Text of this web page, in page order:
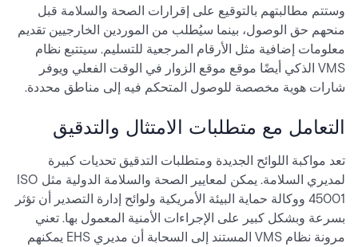
وستتم مطالبتهم بالتوقيع على إقرارات الصحة والسلامة قبل
منحهم حق الوصول، بينما سيُطلب من الموردين الخارجيين تقديم
معلومات إضافية مثل الأرقام المرجعية للتسليم. سيتتبع نظام
VMS الذكي أيضًا موقع موقع الزوار في الوقت الفعلي ويوفر
شارات هوية مخصصة للوصول المتحكم فيه إلى مناطق محددة.
التعامل مع متطلبات الامتثال والتدقيق
تعد مواكبة اللوائح الجديدة ومتطلبات التدقيق تحديات كبيرة
لمديري السلامة. يمكن لمعايير الصحة والسلامة الدولية مثل ISO
45001 ووكالة حماية البيئة الأمريكية ولوائح إدارة التصدير أن تؤثر
بسرعة وبشكل كبير على الإجراءات الأمنية المعمول بها. تعني
مرونة نظام VMS المستند إلى السحابة أن مديري EHS يمكنهم